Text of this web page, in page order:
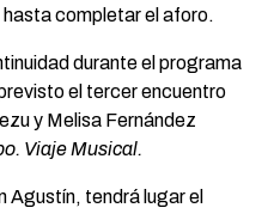
completar el aforo.
durante el programa
el tercer encuentro
y Melisa Fernández
Viaje Musical.
Agustín, tendrá lugar el